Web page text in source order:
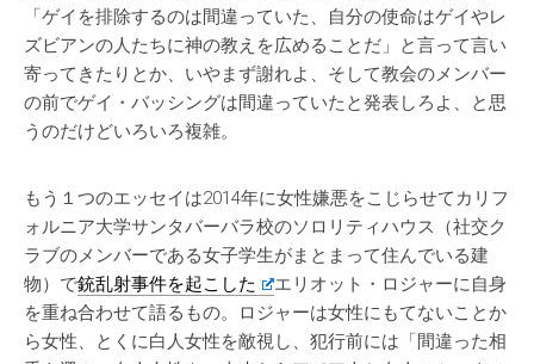
「ゲイを排除するのは間違っていた、自分の使命はゲイやレ
ズビアンの人たちに神の教えを広めることだ」と言って言い
寄ってきたりとか、いやまず謝れよ、そして教会のメンバー
の前でゲイ・バッシングは間違っていたと発表しろよ、と思
うのだけどいろいろ複雑。
もう１つのエッセイは2014年に女性嫌悪をこじらせてカリフ
ォルニア大学サンタバーバラ校のソロリティハウス（社交ク
ラブのメンバーである女子学生がまとまって住んでいる建
物）で銃乱射事件を起こした
エリオット・ロジャーに自身
を重ね合わせて語るもの。ロジャーは女性にもてないことか
ら女性、とくに白人女性を敵視し、犯行前には「間違った相